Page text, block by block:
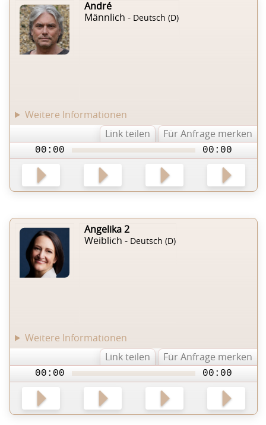
André
Männlich - Deutsch (D)
Weitere Informationen
Link teilen
Für Anfrage merken
00:00 00:00
Angelika 2
Weiblich - Deutsch (D)
Weitere Informationen
Link teilen
Für Anfrage merken
00:00 00:00